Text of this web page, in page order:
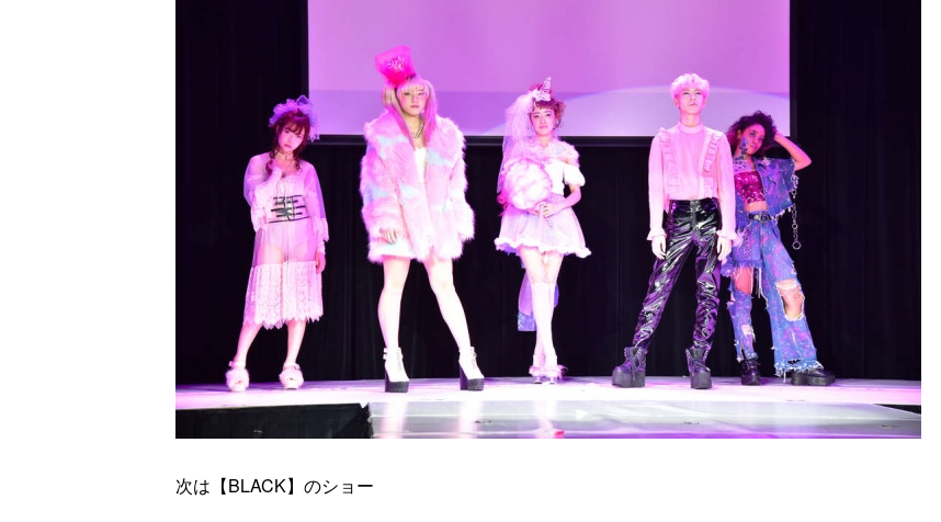
次は【BLACK】のショー